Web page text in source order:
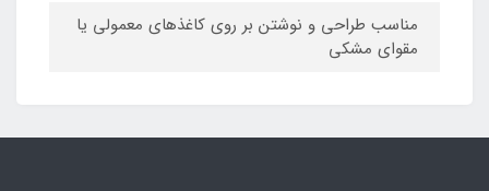
مناسب طراحی و نوشتن بر روی کاغذهای معمولی یا
مقوای مشکی